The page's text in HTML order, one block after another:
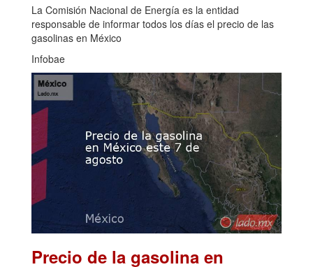
La Comisión Nacional de Energía es la entidad
responsable de informar todos los días el precio de las
gasolinas en México
Infobae
Precio de la gasolina en